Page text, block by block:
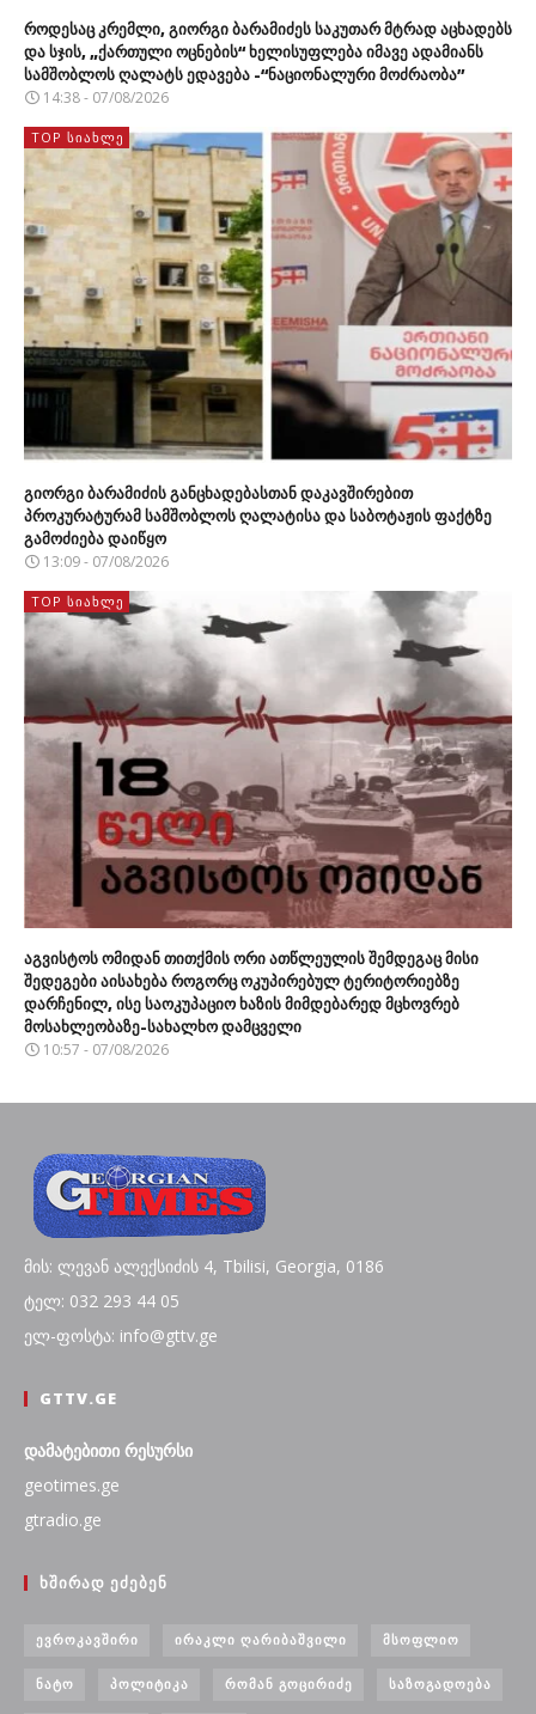
როდესაც კრემლი, გიორგი ბარამიძეს საკუთარ მტრად აცხადებს
და სჯის, „ქართული ოცნების“ ხელისუფლება იმავე ადამიანს
სამშობლოს ღალატს ედავება -“ნაციონალური მოძრაობა”
14:38 - 07/08/2026
TOP ᲡᲘᲐᲮᲚᲔ
გიორგი ბარამიძის განცხადებასთან დაკავშირებით
პროკურატურამ სამშობლოს ღალატისა და საბოტაჟის ფაქტზე
გამოძიება დაიწყო
13:09 - 07/08/2026
TOP ᲡᲘᲐᲮᲚᲔ
აგვისტოს ომიდან თითქმის ორი ათწლეულის შემდეგაც მისი
შედეგები აისახება როგორც ოკუპირებულ ტერიტორიებზე
დარჩენილ, ისე საოკუპაციო ხაზის მიმდებარედ მცხოვრებ
მოსახლეობაზე-სახალხო დამცველი
10:57 - 07/08/2026
მის: ლევან ალექსიძის 4, Tbilisi, Georgia, 0186
ტელ: 032 293 44 05
ელ-ფოსტა: info@gttv.ge
GTTV.GE
დამატებითი რესურსი
geotimes.ge
gtradio.ge
ᲮᲨᲘᲠᲐᲓ ᲔᲫᲔᲑᲔᲜ
ᲔᲕᲠᲝᲙᲐᲕᲨᲘᲠᲘ ᲘᲠᲐᲙᲚᲘ ᲦᲐᲠᲘᲑᲐᲨᲕᲘᲚᲘ ᲛᲡᲝᲤᲚᲘᲝ
ᲜᲐᲢᲝ ᲞᲝᲚᲘᲢᲘᲙᲐ ᲠᲝᲛᲐᲜ ᲒᲝᲪᲘᲠᲘᲫᲔ ᲡᲐᲖᲝᲒᲐᲓᲝᲔᲑᲐ